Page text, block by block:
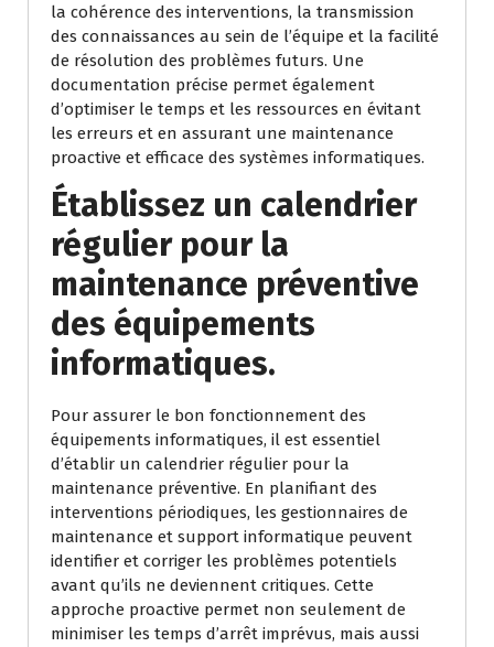
la cohérence des interventions, la transmission
des connaissances au sein de l’équipe et la facilité
de résolution des problèmes futurs. Une
documentation précise permet également
d’optimiser le temps et les ressources en évitant
les erreurs et en assurant une maintenance
proactive et efficace des systèmes informatiques.
Établissez un calendrier
régulier pour la
maintenance préventive
des équipements
informatiques.
Pour assurer le bon fonctionnement des
équipements informatiques, il est essentiel
d’établir un calendrier régulier pour la
maintenance préventive. En planifiant des
interventions périodiques, les gestionnaires de
maintenance et support informatique peuvent
identifier et corriger les problèmes potentiels
avant qu’ils ne deviennent critiques. Cette
approche proactive permet non seulement de
minimiser les temps d’arrêt imprévus, mais aussi